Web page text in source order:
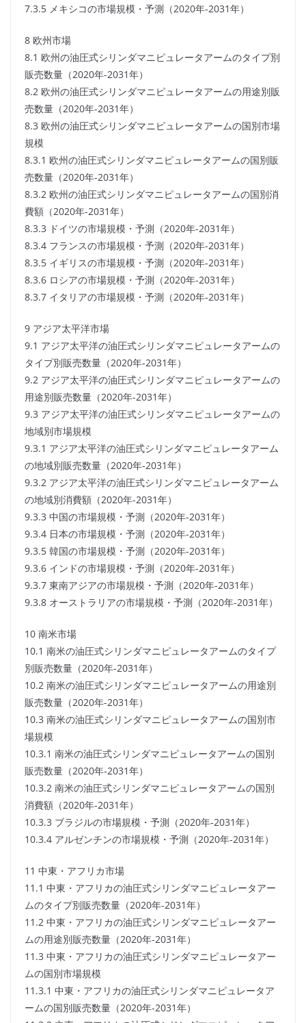
7.3.5 メキシコの市場規模・予測（2020年-2031年）
8 欧州市場
8.1 欧州の油圧式シリンダマニピュレータアームのタイプ別
販売数量（2020年-2031年）
8.2 欧州の油圧式シリンダマニピュレータアームの用途別販
売数量（2020年-2031年）
8.3 欧州の油圧式シリンダマニピュレータアームの国別市場
規模
8.3.1 欧州の油圧式シリンダマニピュレータアームの国別販
売数量（2020年-2031年）
8.3.2 欧州の油圧式シリンダマニピュレータアームの国別消
費額（2020年-2031年）
8.3.3 ドイツの市場規模・予測（2020年-2031年）
8.3.4 フランスの市場規模・予測（2020年-2031年）
8.3.5 イギリスの市場規模・予測（2020年-2031年）
8.3.6 ロシアの市場規模・予測（2020年-2031年）
8.3.7 イタリアの市場規模・予測（2020年-2031年）
9 アジア太平洋市場
9.1 アジア太平洋の油圧式シリンダマニピュレータアームの
タイプ別販売数量（2020年-2031年）
9.2 アジア太平洋の油圧式シリンダマニピュレータアームの
用途別販売数量（2020年-2031年）
9.3 アジア太平洋の油圧式シリンダマニピュレータアームの
地域別市場規模
9.3.1 アジア太平洋の油圧式シリンダマニピュレータアーム
の地域別販売数量（2020年-2031年）
9.3.2 アジア太平洋の油圧式シリンダマニピュレータアーム
の地域別消費額（2020年-2031年）
9.3.3 中国の市場規模・予測（2020年-2031年）
9.3.4 日本の市場規模・予測（2020年-2031年）
9.3.5 韓国の市場規模・予測（2020年-2031年）
9.3.6 インドの市場規模・予測（2020年-2031年）
9.3.7 東南アジアの市場規模・予測（2020年-2031年）
9.3.8 オーストラリアの市場規模・予測（2020年-2031年）
10 南米市場
10.1 南米の油圧式シリンダマニピュレータアームのタイプ
別販売数量（2020年-2031年）
10.2 南米の油圧式シリンダマニピュレータアームの用途別
販売数量（2020年-2031年）
10.3 南米の油圧式シリンダマニピュレータアームの国別市
場規模
10.3.1 南米の油圧式シリンダマニピュレータアームの国別
販売数量（2020年-2031年）
10.3.2 南米の油圧式シリンダマニピュレータアームの国別
消費額（2020年-2031年）
10.3.3 ブラジルの市場規模・予測（2020年-2031年）
10.3.4 アルゼンチンの市場規模・予測（2020年-2031年）
11 中東・アフリカ市場
11.1 中東・アフリカの油圧式シリンダマニピュレータアー
ムのタイプ別販売数量（2020年-2031年）
11.2 中東・アフリカの油圧式シリンダマニピュレータアー
ムの用途別販売数量（2020年-2031年）
11.3 中東・アフリカの油圧式シリンダマニピュレータアー
ムの国別市場規模
11.3.1 中東・アフリカの油圧式シリンダマニピュレータア
ームの国別販売数量（2020年-2031年）